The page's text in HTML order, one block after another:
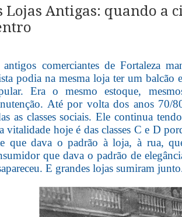
Lojas Antigas: quando a
antigos comerciantes de Fortaleza
podia na mesma loja ter um balcão
Era o mesmo estoque,
Até por volta dos anos 70/
as classes sociais. Ele continua
vitalidade hoje é das classes C e D
que dava o padrão à loja, à rua,
que dava o padrão de
E grandes lojas sumiram